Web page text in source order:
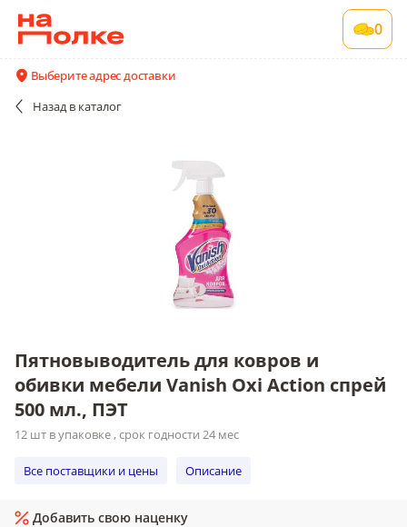
0
Выберите адрес доставки
Назад в каталог
Пятновыводитель для ковров и обивки
мебели Vanish Oxi Action спрей 500 мл., ПЭТ
Пятновыводитель для ковров и
обивки мебели Vanish Oxi Action спрей
500 мл., ПЭТ
12 шт в упаковке , срок годности 24 мес
Все поставщики и цены Описание
Добавить свою наценку